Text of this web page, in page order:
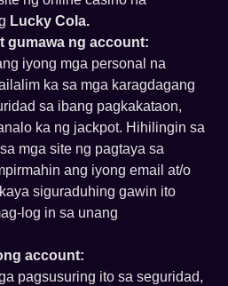
Lucky Cola.
gumawa ng account:
iyong mga personal na
ka sa mga karagdagang
sa ibang pagkakataon,
ka ng jackpot. Hihilingin sa
mga site ng pagtaya sa
ang iyong email at/o
siguraduhing gawin ito
log in sa unang
account:
pagsusuring ito sa seguridad,